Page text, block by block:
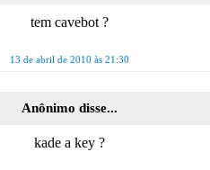
tem cavebot ?
13 de abril de 2010 às 21:30
Anônimo disse...
kade a key ?